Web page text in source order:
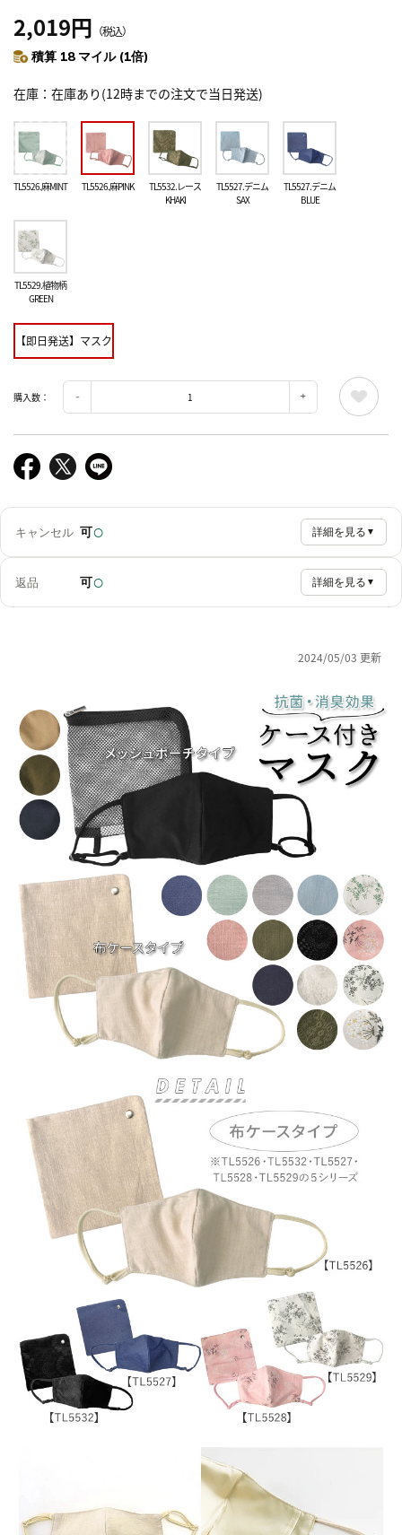
2,019円 （税込）
積算 18 マイル (1倍)
在庫 在庫あり(12時までの注文で当日発送)
TL5526.麻MINT TL5526.麻PINK
TL5532.レース
KHAKI
TL5527.デニム
SAX
TL5527.デニム
BLUE
TL5529.植物柄
GREEN
【即日発送】マスク
購入数：
キャンセル 可○ 詳細を見る ▼
返品 可○ 詳細を見る ▼
2024/05/03 更新